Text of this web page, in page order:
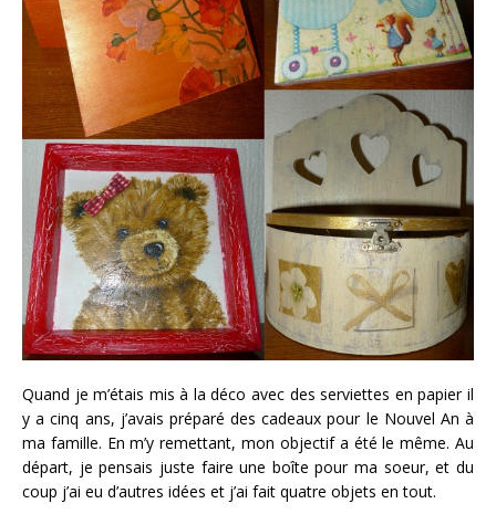
Quand je m’étais mis à la déco avec des serviettes en papier il
y a cinq ans, j’avais préparé des cadeaux pour le Nouvel An à
ma famille. En m’y remettant, mon objectif a été le même. Au
départ, je pensais juste faire une boîte pour ma soeur, et du
coup j’ai eu d’autres idées et j’ai fait quatre objets en tout.